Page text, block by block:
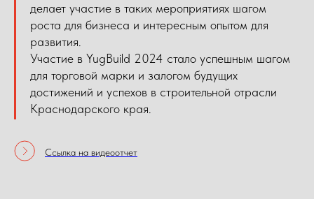
делает участие в таких мероприятиях шагом
роста для бизнеса и интересным опытом для
развития.
Участие в YugBuild 2024 стало успешным шагом
для торговой марки и залогом будущих
достижений и успехов в строительной отрасли
Краснодарского края.
Ссылка на видеоотчет